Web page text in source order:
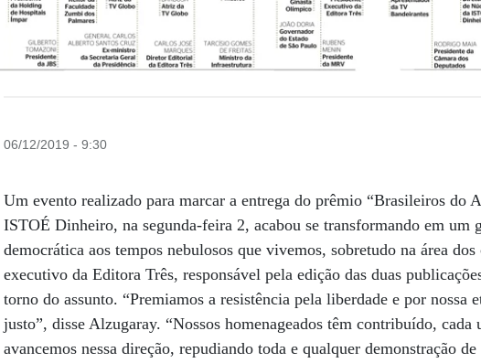
06/12/2019 - 9:30
Um evento realizado para marcar a entrega do prêmio “Brasileiros do
ISTOÉ Dinheiro, na segunda-feira 2, acabou se transformando em um
democrática aos tempos nebulosos que vivemos, sobretudo na área
executivo da Editora Três, responsável pela edição das duas
torno do assunto. “Premiamos a resistência pela liberdade e por nossa
justo”, disse Alzugaray. “Nossos homenageados têm contribuído, cada
avancemos nessa direção, repudiando toda e qualquer demonstração